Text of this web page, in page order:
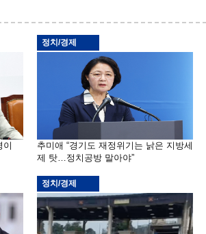
이
정치/경제
추미애 “경기도 재정위기는 낡은 지방세
제 탓…정치공방 말아야”
정치/경제